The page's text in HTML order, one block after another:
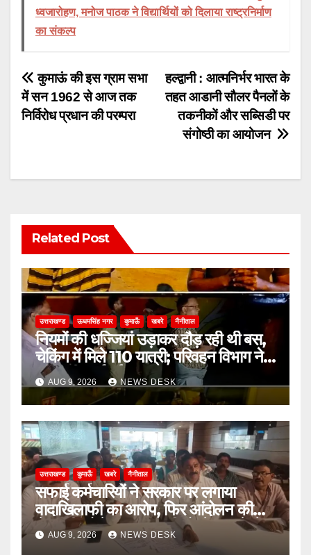
ध्वजारोहण, मनोज पाठक ने विद्यार्थियों को दिलाया राष्ट्रनिर्माण
का संकल्प
Post
navigation
हल्द्वानी : आत्मनिर्भर भारत के
तहत आडानी सौलर पैनलों के
तकनीकों और सब्सिडी पर
संगोष्ठी का आयोजन
कुमाऊं की इस ग्राम सभा
में सन 1962 से आज तक
निर्विरोध प्रधान की परम्परा
Related Post
उत्तराखण्ड ऊधमसिंह नगर कुमाऊँ खबरे नैनीताल
नियमों की धज्जियां उड़ाकर दौड़ रही थी बस,
चेकिंग में मिले 110 यात्री; परिवहन विभाग ने
की कड़ी कार्रवाई
AUG 9, 2026 NEWS DESK
उत्तराखण्ड कुमाऊँ खबरे नैनीताल
सफाई कर्मचारियों ने सरकार पर लगाया
वादाखिलाफी का आरोप, फिर आंदोलन की
चेतावनी; बोले- जरूरत पड़ी तो जेल जाने से
भी नहीं हटेंगे पीछे
AUG 9, 2026 NEWS DESK